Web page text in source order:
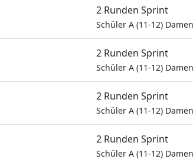
2 Runden Sprint
Schüler A (11-12) Damen
2 Runden Sprint
Schüler A (11-12) Damen
2 Runden Sprint
Schüler A (11-12) Damen
2 Runden Sprint
Schüler A (11-12) Damen